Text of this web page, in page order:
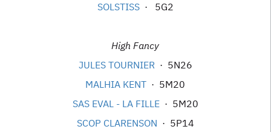
SOLSTISS· 5G2
High Fancy
JULES TOURNIER · 5N26
MALHIA KENT · 5M20
SAS EVAL - LA FILLE· 5M20
SCOP CLARENSON · 5P14